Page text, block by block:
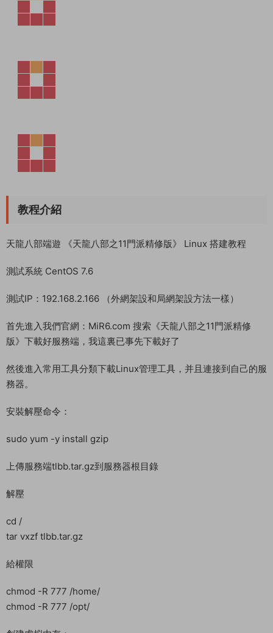
教程介紹
天龍八部端遊 《天龍八部之11門派精修版》 Linux 搭建教程
測試系統 CentOS 7.6
測試IP：192.168.2.166 （外網架設和局網架設方法一樣）
首先進入我們官網：MiR6.com 搜索《天龍八部之11門派精修
版》下載好服務端，我這裏已事先下載好了
然後進入常用工具分類下載Linux管理工具，并且連接到自己的服
安裝解壓命令：